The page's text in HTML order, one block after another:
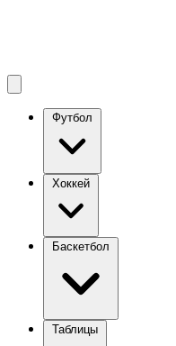
Футбол
Хоккей
Баскетбол
Таблицы